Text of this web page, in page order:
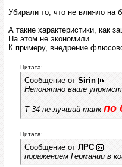
Убирали то, что не влияло на
А такие характеристики,
На этом не экономили.
К примеру, внедрение
Цитата:
Сообщение от Sirin
Непонятно ваше
Т-34 не лучший танк по
Цитата:
Сообщение от ЛРС
поражением Германии в